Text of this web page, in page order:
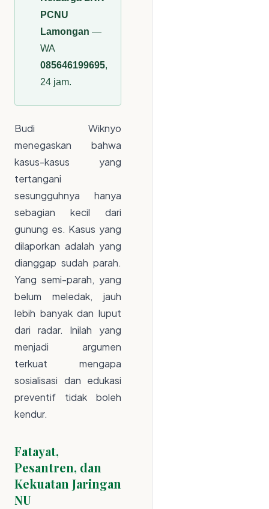
PCNU
Lamongan —
WA
085646199695,
24 jam.
Budi Wiknyo
menegaskan bahwa
kasus-kasus yang
tertangani
sesungguhnya hanya
sebagian kecil dari
gunung es. Kasus yang
dilaporkan adalah yang
dianggap sudah parah.
Yang semi-parah, yang
belum meledak, jauh
lebih banyak dan luput
dari radar. Inilah yang
menjadi argumen
terkuat mengapa
sosialisasi dan edukasi
preventif tidak boleh
kendur.
Fatayat,
Pesantren, dan
Kekuatan Jaringan
NU